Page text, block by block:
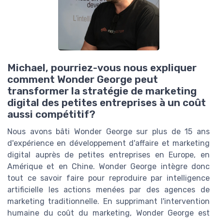
Michael, pourriez-vous nous expliquer
comment Wonder George peut
transformer la stratégie de marketing
digital des petites entreprises à un coût
aussi compétitif?
Nous avons bâti Wonder George sur plus de 15 ans
d'expérience en développement d'affaire et marketing
digital auprès de petites entreprises en Europe, en
Amérique et en Chine. Wonder George intègre donc
tout ce savoir faire pour reproduire par intelligence
artificielle les actions menées par des agences de
marketing traditionnelle. En supprimant l'intervention
humaine du coût du marketing, Wonder George est